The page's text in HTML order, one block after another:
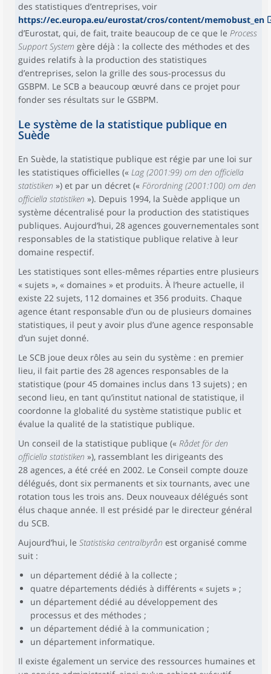
des statistiques d’entreprises, voir
https://ec.europa.eu/eurostat/cros/content/memobust_en
d’Eurostat, qui, de fait, traite beaucoup de ce que le Process
Support System gère déjà : la collecte des méthodes et des
guides relatifs à la production des statistiques
d’entreprises, selon la grille des sous-processus du
GSBPM. Le SCB a beaucoup œuvré dans ce projet pour
fonder ses résultats sur le GSBPM.
Le système de la statistique publique en
Suède
En Suède, la statistique publique est régie par une loi sur
les statistiques officielles (« Lag (2001:99) om den officiella
statistiken ») et par un décret (« Förordning (2001:100) om den
officiella statistiken »). Depuis 1994, la Suède applique un
système décentralisé pour la production des statistiques
publiques. Aujourd’hui, 28 agences gouvernementales sont
responsables de la statistique publique relative à leur
domaine respectif.
Les statistiques sont elles-mêmes réparties entre plusieurs
« sujets », « domaines » et produits. À l’heure actuelle, il
existe 22 sujets, 112 domaines et 356 produits. Chaque
agence étant responsable d’un ou de plusieurs domaines
statistiques, il peut y avoir plus d’une agence responsable
d’un sujet donné.
Le SCB joue deux rôles au sein du système : en premier
lieu, il fait partie des 28 agences responsables de la
statistique (pour 45 domaines inclus dans 13 sujets) ; en
second lieu, en tant qu’institut national de statistique, il
coordonne la globalité du système statistique public et
évalue la qualité de la statistique publique.
Un conseil de la statistique publique (« Rådet för den
officiella statistiken »), rassemblant les dirigeants des
28 agences, a été créé en 2002. Le Conseil compte douze
délégués, dont six permanents et six tournants, avec une
rotation tous les trois ans. Deux nouveaux délégués sont
élus chaque année. Il est présidé par le directeur général
du SCB.
Aujourd’hui, le Statistiska centralbyrån est organisé comme
suit :
un département dédié à la collecte ;
quatre départements dédiés à différents « sujets » ;
un département dédié au développement des
processus et des méthodes ;
un département dédié à la communication ;
un département informatique.
Il existe également un service des ressources humaines et